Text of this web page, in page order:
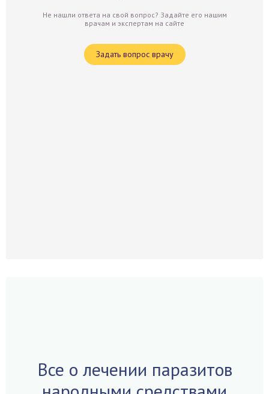
Не нашли ответа на свой вопрос? Задайте его нашим
врачам и экспертам на сайте
Задать вопрос врачу
Все о лечении паразитов